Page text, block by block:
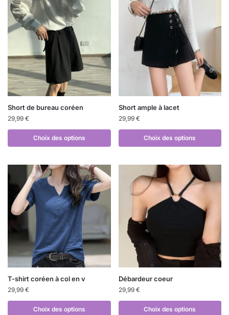
Short de bureau coréen
29,99 €
Choix des options
Short ample à lacet
29,99 €
Choix des options
T-shirt coréen à col en v
29,99 €
Choix des options
Débardeur coeur
29,99 €
Choix des options